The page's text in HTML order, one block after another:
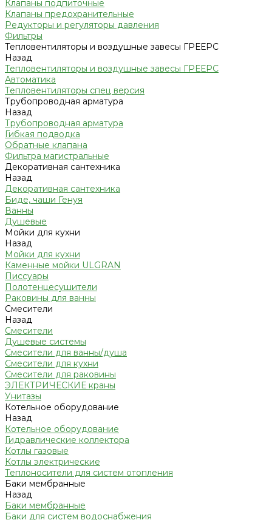
Клапаны подпиточные
Клапаны предохранительные
Редукторы и регуляторы давления
Фильтры
Тепловентиляторы и воздушные завесы ГРЕЕРС
Назад
Тепловентиляторы и воздушные завесы ГРЕЕРС
Автоматика
Тепловентиляторы спец версия
Трубопроводная арматура
Назад
Трубопроводная арматура
Гибкая подводка
Обратные клапана
Фильтра магистральные
Декоративная сантехника
Назад
Декоративная сантехника
Биде, чаши Генуя
Ванны
Душевые
Мойки для кухни
Назад
Мойки для кухни
Каменные мойки ULGRAN
Писсуары
Полотенцесушители
Раковины для ванны
Смесители
Назад
Смесители
Душевые системы
Смесители для ванны/душа
Смесители для кухни
Смесители для раковины
ЭЛЕКТРИЧЕСКИЕ краны
Унитазы
Котельное оборудование
Назад
Котельное оборудование
Гидравлические коллектора
Котлы газовые
Котлы электрические
Теплоносители для систем отопления
Баки мембранные
Назад
Баки мембранные
Баки для систем водоснабжения